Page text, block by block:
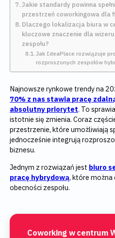
Jakie standardy powinna
przestrzeń coworkingowa dla
Dlaczego lokalizacja biura w
kluczowe znaczenie dla
zespołu?
Jak IdeaPlace rozwiązuje
rozproszonych zespołów
Najnowsze rynkowe trendy na
70% z nas stawia pracę
absolutny priorytet. To
istotnie się zmienia. Coraz
przestrzenie, które umożliwiają
jednocześnie integrują
biznesu.
Jednym z rozwiązań jest biuro
pracę hybrydową, które można
obecności zespołu.
Coworking w centrum